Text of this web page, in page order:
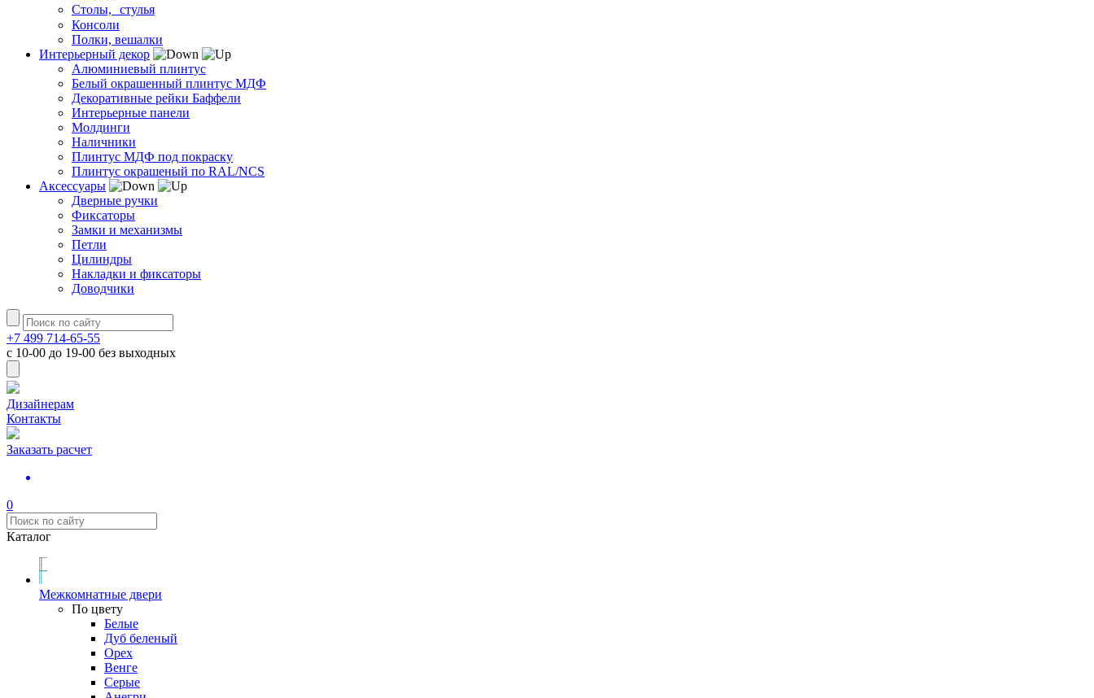
Столы, стулья
Консоли
Полки, вешалки
Интерьерный декор
Алюминиевый плинтус
Белый окрашенный плинтус МДФ
Декоративные рейки Баффели
Интерьерные панели
Молдинги
Наличники
Плинтус МДФ под покраску
Плинтус окрашеный по RAL/NCS
Аксессуары
Дверные ручки
Фиксаторы
Замки и механизмы
Петли
Цилиндры
Накладки и фиксаторы
Доводчики
+7 499 714-65-55
с 10-00 до 19-00 без выходных
Дизайнерам
Контакты
Заказать расчет
0
Каталог
Межкомнатные двери
По цвету
Белые
Дуб беленый
Орех
Венге
Серые